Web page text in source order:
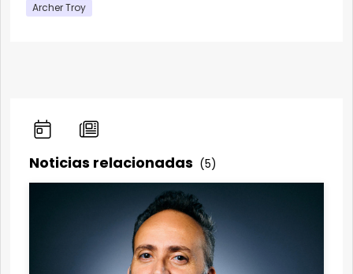
Archer Troy
Noticias relacionadas (5)